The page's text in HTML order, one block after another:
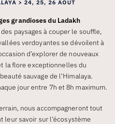
> 24, 25, 26 AOUT
grandioses du Ladakh
paysages à couper le souffle,
verdoyantes se dévoilent à
d’explorer de nouveaux
la flore exceptionnelles du
sauvage de l’Himalaya.
jour entre 7h et 8h maximum.
nous accompagneront tout
leur savoir sur l’écosystème